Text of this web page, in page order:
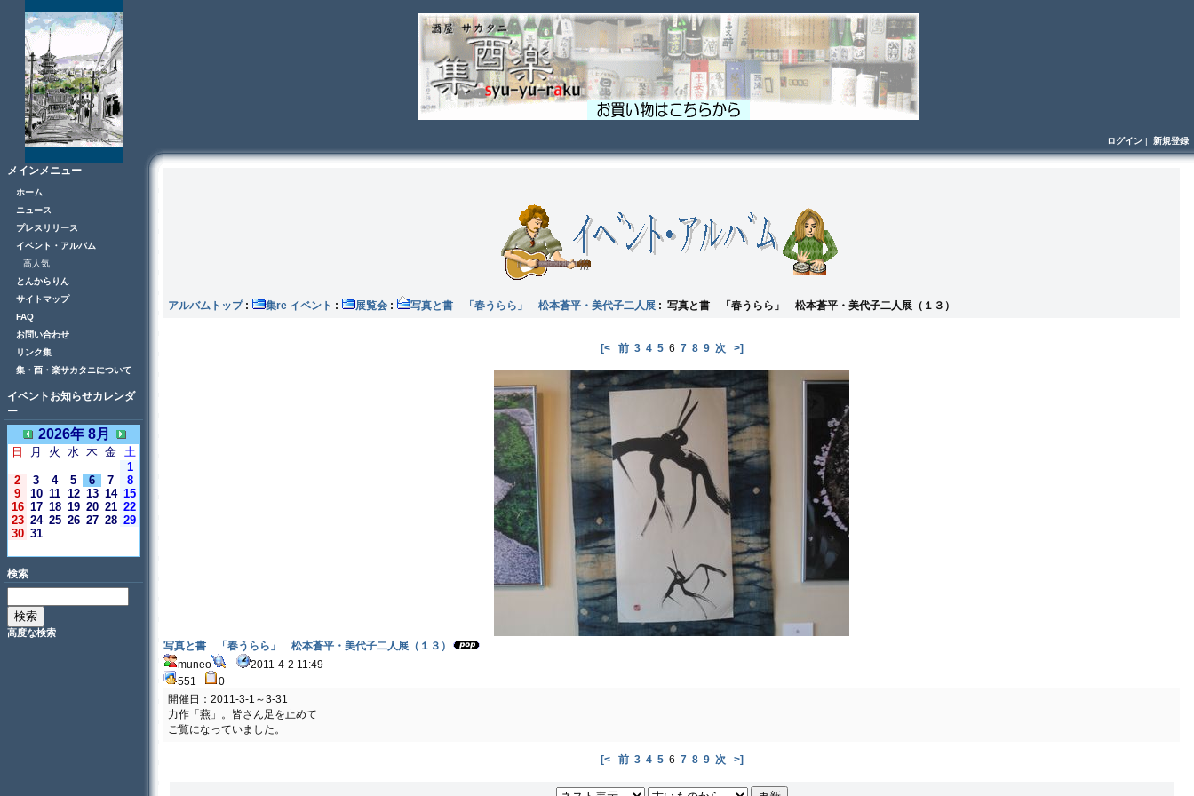
メインメニュー
ホーム
ニュース
プレスリリース
イベント・アルバム
高人気
とんからりん
サイトマップ
FAQ
お問い合わせ
リンク集
集・酉・楽サカタニについて
イベントお知らせカレンダ
ー
2026年 8月
日 月 火 水 木 金 土
1
2
3 4 5 6 7
8
9
10 11 12 13 14 15
16 17 18 19 20 21 22
23 24 25 26 27 28 29
30 31
検索
高度な検索
ログイン | 新規登録
アルバムトップ: 集re イベント : 展覧会 : 写真と書 「春うらら」 松本蒼平・美代子二人展 : 写真と書 「春うらら」 松本蒼平・美代子二人展（１３）
[< 前 3 4 56 7 8 9 次 >]
写真と書 「春うらら」 松本蒼平・美代子二人展（１３）
muneo
2011-4-2 11:49
551
0
開催日：2011-3-1～3-31
力作「燕」。皆さん足を止めて
ご覧になっていました。
[< 前 3 4 56 7 8 9 次 >]